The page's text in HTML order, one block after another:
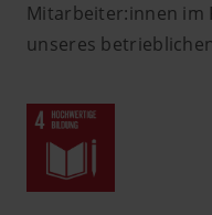
Mitarbeiter:innen im
unseres